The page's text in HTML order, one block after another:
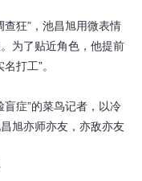
狂”，池昌旭用微表情
为了贴近角色，他提前
打工”。
症”的菜鸟记者，以冷
旭亦师亦友，亦敌亦友